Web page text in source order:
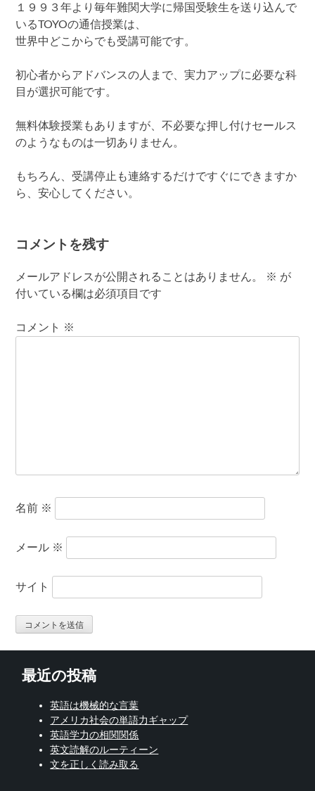
１９９３年より毎年難関大学に帰国受験生を送り込んで
いるTOYOの通信授業は、
世界中どこからでも受講可能です。
初心者からアドバンスの人まで、実力アップに必要な科
目が選択可能です。
無料体験授業もありますが、不必要な押し付けセールス
のようなものは一切ありません。
もちろん、受講停止も連絡するだけですぐにできますか
ら、安心してください。
コメントを残す
メールアドレスが公開されることはありません。 ※ が
付いている欄は必須項目です
コメント ※
名前 ※
メール ※
サイト
最近の投稿
英語は機械的な言葉
アメリカ社会の単語力ギャップ
英語学力の相関関係
英文読解のルーティーン
文を正しく読み取る